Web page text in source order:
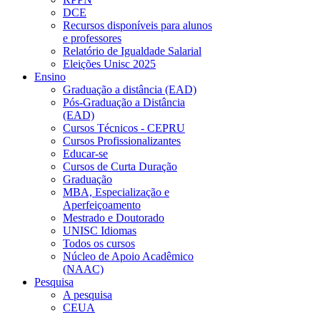
DCE
Recursos disponíveis para alunos
e professores
Relatório de Igualdade Salarial
Eleições Unisc 2025
Ensino
Graduação a distância (EAD)
Pós-Graduação a Distância
(EAD)
Cursos Técnicos - CEPRU
Cursos Profissionalizantes
Educar-se
Cursos de Curta Duração
Graduação
MBA, Especialização e
Aperfeiçoamento
Mestrado e Doutorado
UNISC Idiomas
Todos os cursos
Núcleo de Apoio Acadêmico
(NAAC)
Pesquisa
A pesquisa
CEUA